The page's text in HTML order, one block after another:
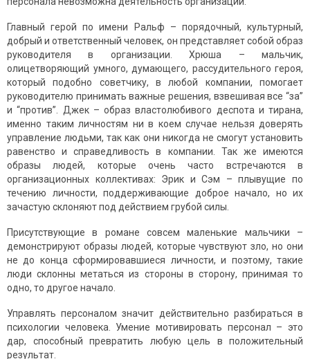
Главный герой по имени Ральф – порядочный, культурный,
добрый и ответственный человек, он представляет собой образ
руководителя в организации. Хрюша – мальчик,
олицетворяющий умного, думающего, рассудительного героя,
который подобно советчику, в любой компании, помогает
руководителю принимать важные решения, взвешивая все “за”
и “против”. Джек – образ властолюбивого деспота и тирана,
именно таким личностям ни в коем случае нельзя доверять
управление людьми, так как они никогда не смогут установить
равенство и справедливость в компании. Так же имеются
образы людей, которые очень часто встречаются в
организационных коллективах: Эрик и Сэм – плывущие по
течению личности, поддерживающие доброе начало, но их
зачастую склоняют под действием грубой силы.
Присутствующие в романе совсем маленькие мальчики –
демонстрируют образы людей, которые чувствуют зло, но они
не до конца сформировавшиеся личности, и поэтому, такие
люди склонны метаться из стороны в сторону, принимая то
одно, то другое начало.
Управлять персоналом значит действительно разбираться в
психологии человека. Умение мотивировать персонал – это
дар, способный превратить любую цель в положительный
результат.